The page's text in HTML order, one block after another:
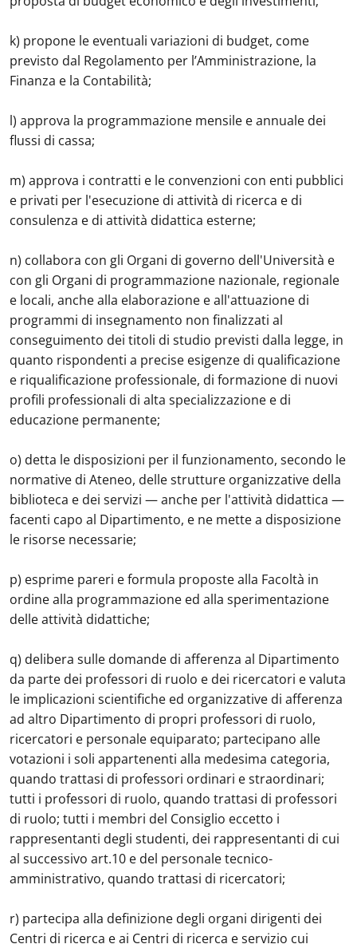
k) propone le eventuali variazioni di budget, come
previsto dal Regolamento per l’Amministrazione, la
Finanza e la Contabilità;
l) approva la programmazione mensile e annuale dei
flussi di cassa;
m) approva i contratti e le convenzioni con enti pubblici
e privati per l'esecuzione di attività di ricerca e di
consulenza e di attività didattica esterne;
n) collabora con gli Organi di governo dell'Università e
con gli Organi di programmazione nazionale, regionale
e locali, anche alla elaborazione e all'attuazione di
programmi di insegnamento non finalizzati al
conseguimento dei titoli di studio previsti dalla legge, in
quanto rispondenti a precise esigenze di qualificazione
e riqualificazione professionale, di formazione di nuovi
profili professionali di alta specializzazione e di
educazione permanente;
o) detta le disposizioni per il funzionamento, secondo le
normative di Ateneo, delle strutture organizzative della
biblioteca e dei servizi — anche per l'attività didattica —
facenti capo al Dipartimento, e ne mette a disposizione
le risorse necessarie;
p) esprime pareri e formula proposte alla Facoltà in
ordine alla programmazione ed alla sperimentazione
delle attività didattiche;
q) delibera sulle domande di afferenza al Dipartimento
da parte dei professori di ruolo e dei ricercatori e valuta
le implicazioni scientifiche ed organizzative di afferenza
ad altro Dipartimento di propri professori di ruolo,
ricercatori e personale equiparato; partecipano alle
votazioni i soli appartenenti alla medesima categoria,
quando trattasi di professori ordinari e straordinari;
tutti i professori di ruolo, quando trattasi di professori
di ruolo; tutti i membri del Consiglio eccetto i
rappresentanti degli studenti, dei rappresentanti di cui
al successivo art.10 e del personale tecnico-
amministrativo, quando trattasi di ricercatori;
r) partecipa alla definizione degli organi dirigenti dei
Centri di ricerca e ai Centri di ricerca e servizio cui